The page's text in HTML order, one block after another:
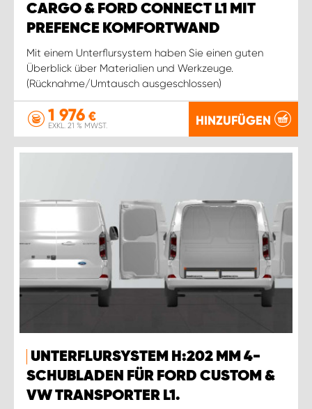
CARGO & FORD CONNECT L1 MIT
PREFENCE KOMFORTWAND
Mit einem Unterflursystem haben Sie einen guten
Überblick über Materialien und Werkzeuge.
(Rücknahme/Umtausch ausgeschlossen)
1 976 €
EXKL. 21 % MWST. HINZUFÜGEN
UNTERFLURSYSTEM H:202 MM 4-
SCHUBLADEN FÜR FORD CUSTOM &
VW TRANSPORTER L1.